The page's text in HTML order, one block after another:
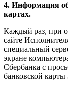
4. Информация
картах.
Каждый раз, при
сайте
специальный
экране
Сбербанка с
банковской карты